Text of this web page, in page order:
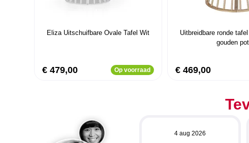
Eliza Uitschuifbare Ovale Tafel Wit
€ 479,00 Op voorraad
Uitbreidbare ronde
gouden
€ 469,00
4 aug 2026